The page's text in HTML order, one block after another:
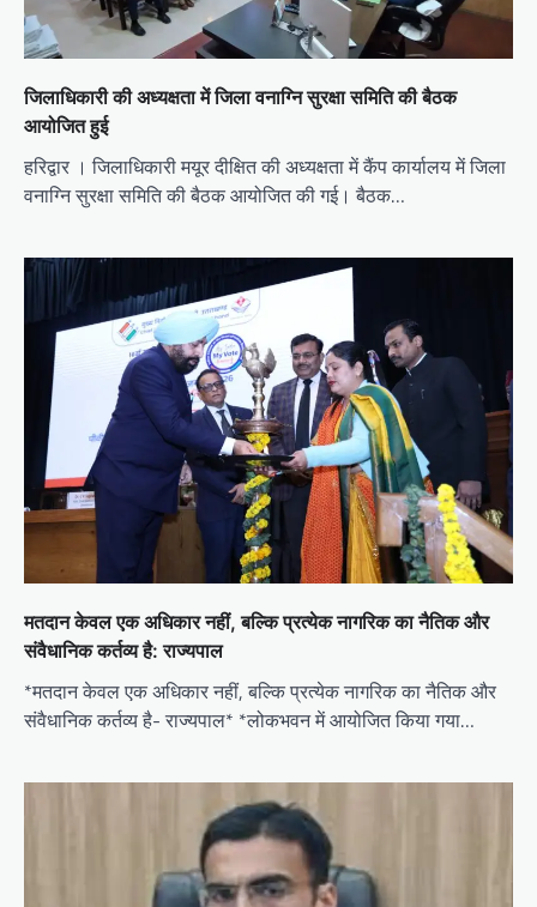
जिलाधिकारी की अध्यक्षता में जिला वनाग्नि सुरक्षा समिति की बैठक
आयोजित हुई
हरिद्वार । जिलाधिकारी मयूर दीक्षित की अध्यक्षता में कैंप कार्यालय में जिला
वनाग्नि सुरक्षा समिति की बैठक आयोजित की गई। बैठक…
मतदान केवल एक अधिकार नहीं, बल्कि प्रत्येक नागरिक का नैतिक और
संवैधानिक कर्तव्य है: राज्यपाल
*मतदान केवल एक अधिकार नहीं, बल्कि प्रत्येक नागरिक का नैतिक और
संवैधानिक कर्तव्य है- राज्यपाल* *लोकभवन में आयोजित किया गया…